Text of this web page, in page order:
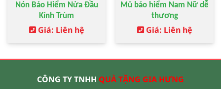
Nón Bảo Hiểm Nửa Đầu
Kính Trùm
Giá: Liên hệ
Mũ bảo hiểm Nam Nữ dễ
thương
Giá: Liên hệ
CÔNG TY TNHH QUÀ TẶNG GIA HƯNG